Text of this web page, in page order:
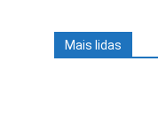
Mais lidas